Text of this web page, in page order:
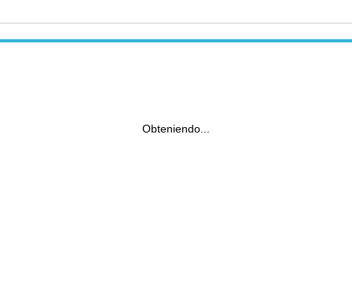
Obteniendo...